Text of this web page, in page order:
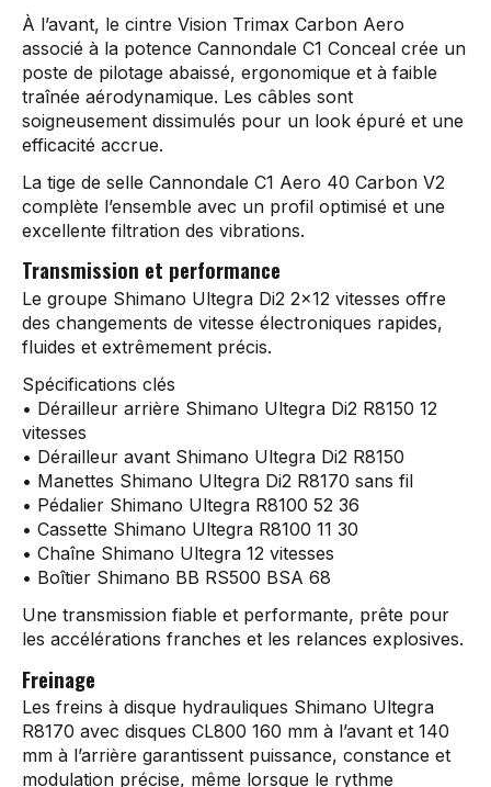
À l’avant, le cintre Vision Trimax Carbon Aero
associé à la potence Cannondale C1 Conceal crée un
poste de pilotage abaissé, ergonomique et à faible
traînée aérodynamique. Les câbles sont
soigneusement dissimulés pour un look épuré et une
efficacité accrue.
La tige de selle Cannondale C1 Aero 40 Carbon V2
complète l’ensemble avec un profil optimisé et une
excellente filtration des vibrations.
Transmission et performance
Le groupe Shimano Ultegra Di2 2x12 vitesses offre
des changements de vitesse électroniques rapides,
fluides et extrêmement précis.
Spécifications clés
• Dérailleur arrière Shimano Ultegra Di2 R8150 12
vitesses
• Dérailleur avant Shimano Ultegra Di2 R8150
• Manettes Shimano Ultegra Di2 R8170 sans fil
• Pédalier Shimano Ultegra R8100 52 36
• Cassette Shimano Ultegra R8100 11 30
• Chaîne Shimano Ultegra 12 vitesses
• Boîtier Shimano BB RS500 BSA 68
Une transmission fiable et performante, prête pour
les accélérations franches et les relances explosives.
Freinage
Les freins à disque hydrauliques Shimano Ultegra
R8170 avec disques CL800 160 mm à l’avant et 140
mm à l’arrière garantissent puissance, constance et
modulation précise, même lorsque le rythme